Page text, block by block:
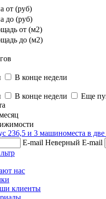
от (руб)
до (руб)
от (м2)
до (м2)
В конце недели
В конце недели Еще
236,5 и 3 машиноместа в две
E-mail Неверный E-mail
нас
клиенты